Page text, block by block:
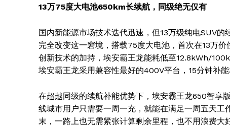
13万75度大电池650km长续航，同级绝无仅有
国内新能源市场技术迭代迅速，但13万级纯电SUV
完全改变这一窘境，搭载75度大电池，首次在13万
创新技术的加持，埃安霸王龙能耗低至12.8kWh/
埃安霸王龙采用兼容性最好的400V平台，15分钟补
在超越同级的续航补能优势下，埃安霸王龙650智享
线城市用户只需要一周一充，就能在满足一周五天
末，一路上也无需紧张计算剩余里程，也不用浪费大